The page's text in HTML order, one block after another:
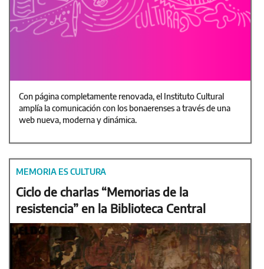
Con página completamente renovada, el Instituto Cultural
amplía la comunicación con los bonaerenses a través de una
web nueva, moderna y dinámica.
MEMORIA ES CULTURA
Ciclo de charlas “Memorias de la
resistencia” en la Biblioteca Central